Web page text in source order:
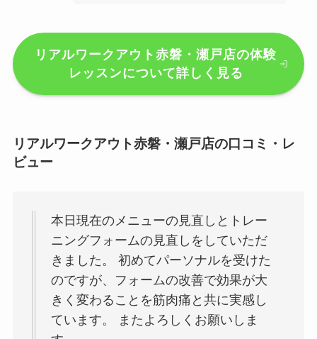
リアルワークアウト赤磐・瀬戸店の体験
レッスンについて詳しく見る
リアルワークアウト赤磐・瀬戸店の口コミ・レ
ビュー
本日現在のメニューの見直しとトレー
ニングフォームの見直しをしていただ
きました。 初めてパーソナルを受けた
のですが、フォームの改善で効果が大
きく変わることを筋肉痛と共に実感し
ています。 またよろしくお願いしま